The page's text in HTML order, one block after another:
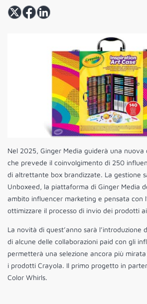
Nel 2025, Ginger Media guiderà una nuova
che prevede il coinvolgimento di 250
di altrettante box brandizzate. La gestione
Unboxeed, la piattaforma di Ginger Media
ambito influencer marketing e pensata con
ottimizzare il processo di invio dei prodotti
La novità di quest’anno sarà l’introduzione
di alcune delle collaborazioni paid con gli
permetterà una selezione ancora più
i prodotti Crayola. Il primo progetto in
Color Whirls.